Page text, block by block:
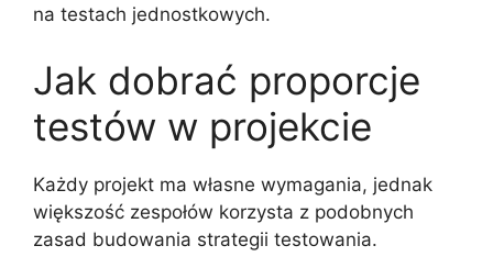
na testach jednostkowych.
Jak dobrać proporcje
testów w projekcie
Każdy projekt ma własne wymagania, jednak
większość zespołów korzysta z podobnych
zasad budowania strategii testowania.